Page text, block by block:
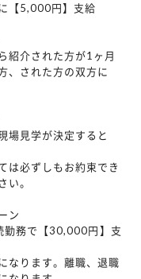
【5,000円】支給
紹介された方が1ヶ月
、された方の双方に
場見学が決定すると
は必ずしもお約束でき
い。
ン
務で【30,000円】支
なります。離職、退職